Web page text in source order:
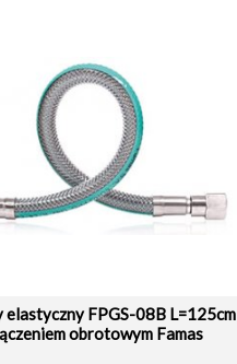
elastyczny FPGS-08B L=125cm
obrotowym Famas